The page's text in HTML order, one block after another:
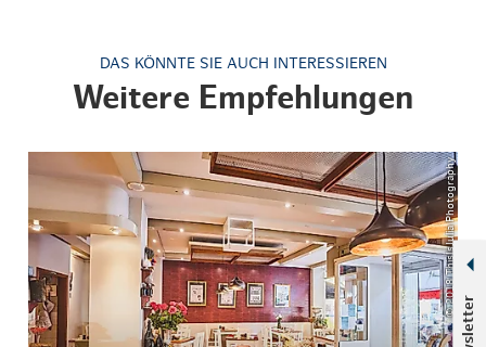
DAS KÖNNTE SIE AUCH INTERESSIEREN
Weitere Empfehlungen
© 2018 ThisIsJulia Photography